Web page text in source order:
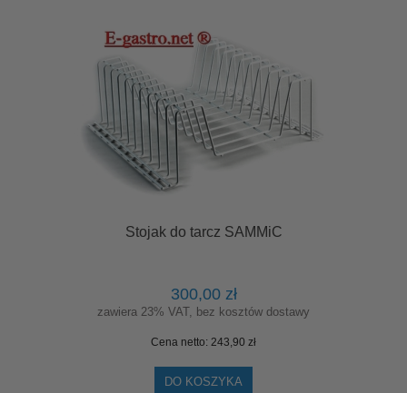
Stojak do tarcz SAMMiC
300,00 zł
zawiera 23% VAT, bez kosztów dostawy
Cena netto: 243,90 zł
DO KOSZYKA